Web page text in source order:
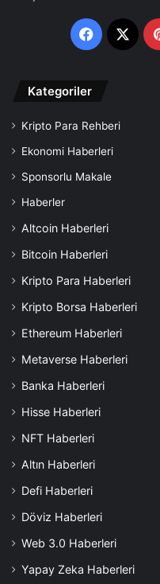
Facebook
X
Kategoriler
Kripto Para Rehberi
Ekonomi Haberleri
Sponsorlu Makale
Haberler
Altcoin Haberleri
Bitcoin Haberleri
Kripto Para Haberleri
Kripto Borsa Haberleri
Ethereum Haberleri
Metaverse Haberleri
Banka Haberleri
Hisse Haberleri
NFT Haberleri
Altın Haberleri
Defi Haberleri
Döviz Haberleri
Web 3.0 Haberleri
Yapay Zeka Haberleri